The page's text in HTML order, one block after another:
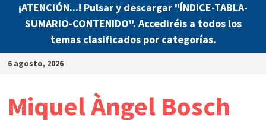
¡ATENCIÓN...! Pulsar y descargar "ÍNDICE-TABLA-
SUMARIO-CONTENIDO". Accediréis a todos los
temas clasificados por categorías.
Saltar
6 agosto, 2026
Miquel Àngel Bosch